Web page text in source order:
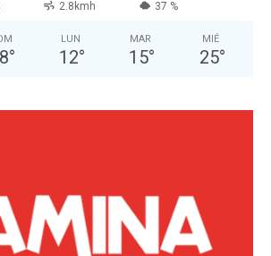
2.8kmh 37 %
°
LUN
12°
MAR
15°
MIÉ
25°